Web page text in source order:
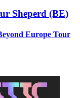
Sheperd (BE)
Europe Tour